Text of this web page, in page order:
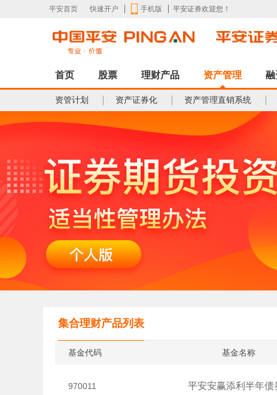
平安首页 快速开户 手机版 平安证券欢迎您！
首页 股票 理财产品 资产管理
资管计划 资产证券化 资产管理直销系统
融
集合理财产品列表
基金代码 基金名称
970011 平安安赢添利半年债